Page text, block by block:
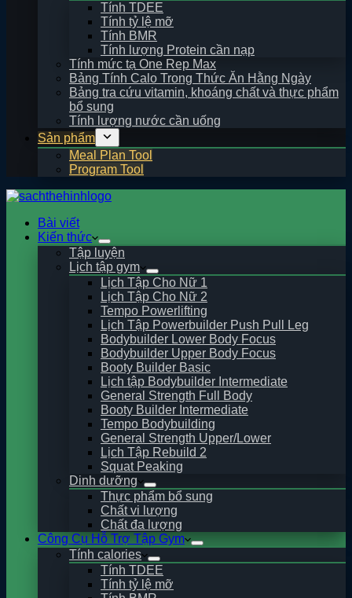
Tính TDEE
Tính tỷ lệ mỡ
Tính BMR
Tính lượng Protein cần nạp
Tính mức tạ One Rep Max
Bảng Tính Calo Trong Thức Ăn Hằng Ngày
Bảng tra cứu vitamin, khoáng chất và thực phẩm
bổ sung
Tính lượng nước cần uống
Sản phẩm
Meal Plan Tool
Program Tool
Bài viết
Kiến thức
Tập luyện
Lịch tập gym
Lịch Tập Cho Nữ 1
Lịch Tập Cho Nữ 2
Tempo Powerlifting
Lịch Tập Powerbuilder Push Pull Leg
Bodybuilder Lower Body Focus
Bodybuilder Upper Body Focus
Booty Builder Basic
Lịch tập Bodybuilder Intermediate
General Strength Full Body
Booty Builder Intermediate
Tempo Bodybuilding
General Strength Upper/Lower
Lịch Tập Rebuild 2
Squat Peaking
Dinh dưỡng
Thực phẩm bổ sung
Chất vi lượng
Chất đa lượng
Công Cụ Hỗ Trợ Tập Gym
Tính calories
Tính TDEE
Tính tỷ lệ mỡ